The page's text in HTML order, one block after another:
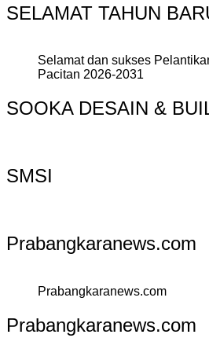
SELAMAT TAHUN
Selamat dan sukses
Pacitan 2026-2031
SOOKA DESAIN &
SMSI
Prabangkaranews.com
Prabangkaranews.com
Prabangkaranews.com